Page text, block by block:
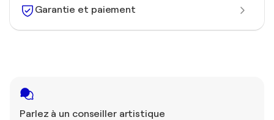
Garantie et paiement
Parlez à un conseiller artistique